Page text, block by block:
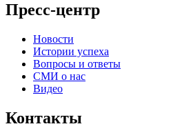
Пресс-центр
Новости
Истории успеха
Вопросы и ответы
СМИ о нас
Видео
Контакты